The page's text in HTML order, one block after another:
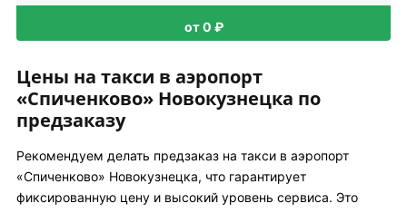
от 0 ₽
Цены на такси в аэропорт
«Спиченково» Новокузнецка по
предзаказу
Рекомендуем делать предзаказ на такси в аэропорт
«Спиченково» Новокузнецка, что гарантирует
фиксированную цену и высокий уровень сервиса. Это